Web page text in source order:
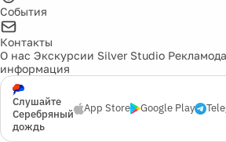
События
Контакты
О нас Экскурсии Silver Studio
информация
Слушайте
Серебряный
дождь
App Store Google Play